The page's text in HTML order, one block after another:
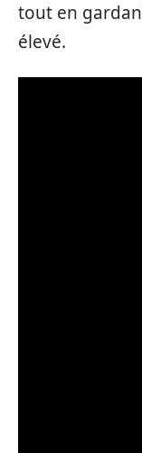
tout en
élevé.